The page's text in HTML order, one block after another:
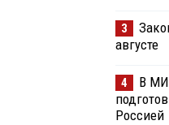
3
августе
4
В
Россией